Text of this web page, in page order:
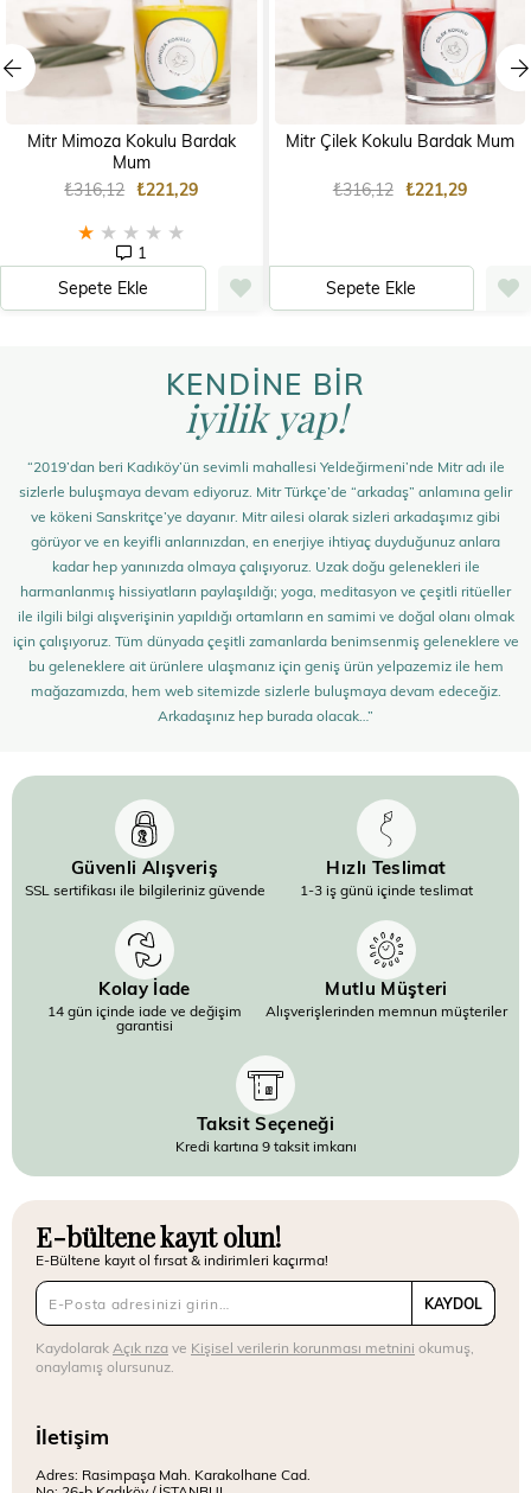
Mitr Mimoza Kokulu Bardak
Mum
★ ★ ★ ★ ★
1
₺221,29
₺316,12
Sepete Ekle
Mitr Çilek Kokulu Bardak Mum
₺221,29
₺316,12
Sepete Ekle
KENDİNE BİR
iyilik yap!
“2019’dan beri Kadıköy’ün sevimli mahallesi Yeldeğirmeni’nde Mitr adı ile
sizlerle buluşmaya devam ediyoruz. Mitr Türkçe’de “arkadaş” anlamına gelir
ve kökeni Sanskritçe’ye dayanır. Mitr ailesi olarak sizleri arkadaşımız gibi
görüyor ve en keyifli anlarınızdan, en enerjiye ihtiyaç duyduğunuz anlara
kadar hep yanınızda olmaya çalışıyoruz. Uzak doğu gelenekleri ile
harmanlanmış hissiyatların paylaşıldığı; yoga, meditasyon ve çeşitli ritüeller
ile ilgili bilgi alışverişinin yapıldığı ortamların en samimi ve doğal olanı olmak
için çalışıyoruz. Tüm dünyada çeşitli zamanlarda benimsenmiş geleneklere ve
bu geleneklere ait ürünlere ulaşmanız için geniş ürün yelpazemiz ile hem
mağazamızda, hem web sitemizde sizlerle buluşmaya devam edeceğiz.
Arkadaşınız hep burada olacak…”
Güvenli Alışveriş
SSL sertifikası ile bilgileriniz güvende
Hızlı Teslimat
1-3 iş günü içinde teslimat
Kolay İade
14 gün içinde iade ve değişim
garantisi
Mutlu Müşteri
Alışverişlerinden memnun müşteriler
Taksit Seçeneği
Kredi kartına 9 taksit imkanı
E-bültene kayıt olun!
E-Bültene kayıt ol fırsat & indirimleri kaçırma!
KAYDOL
KaydolarakAçık rızave Kişisel verilerin korunması metnini okumuş,
onaylamış olursunuz.
İletişim
Adres: Rasimpaşa Mah. Karakolhane Cad.